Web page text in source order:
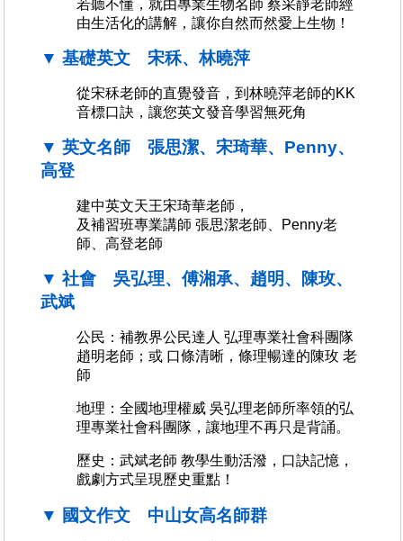
若聽不懂，就由專業生物名師 蔡采靜老師經
由生活化的講解，讓你自然而然愛上生物！
▼ 基礎英文 宋秝、林曉萍
從宋秝老師的直覺發音，到林曉萍老師的KK
音標口訣，讓您英文發音學習無死角
▼ 英文名師 張思潔、宋琦華、Penny、
高登
建中英文天王宋琦華老師，
及補習班專業講師 張思潔老師、Penny老
師、高登老師
▼ 社會 吳弘理、傅湘承、趙明、陳玫、
武斌
公民：補教界公民達人 弘理專業社會科團隊
趙明老師；或 口條清晰，條理暢達的陳玫 老
師
地理：全國地理權威 吳弘理老師所率領的弘
理專業社會科團隊，讓地理不再只是背誦。
歷史：武斌老師 教學生動活潑，口訣記憶，
戲劇方式呈現歷史重點！
▼ 國文作文 中山女高名師群